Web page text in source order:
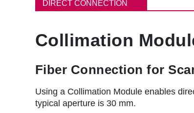
DIRECT CONNECTION
Collimation
Fiber Connection for
Using a Collimation Module enables
typical aperture is 30 mm.